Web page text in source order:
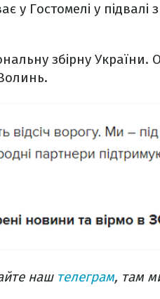
у Гостомелі у підвалі
збірну України.
наш телеграм, там